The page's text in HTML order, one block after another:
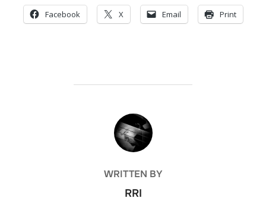
Facebook X Email Print
POST AUTHOR
WRITTEN BY
RRI